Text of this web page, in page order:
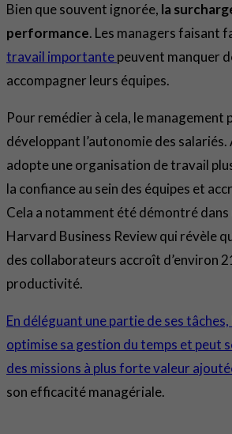
Bien que souvent ignorée, la
performance. Les managers faisant
travail importantepeuvent manquer
accompagner leurs équipes.
Pour remédier à cela, le management
développant l’autonomie des salariés.
adopte une organisation de travail
la confiance au sein des équipes et
Cela a notamment été démontré dans
Harvard Business Review qui révèle
des collaborateurs accroît d’environ
productivité.
En déléguant une partie de ses
optimise sa gestion du temps et peut
des missions à plus forte valeur
son efficacité managériale.